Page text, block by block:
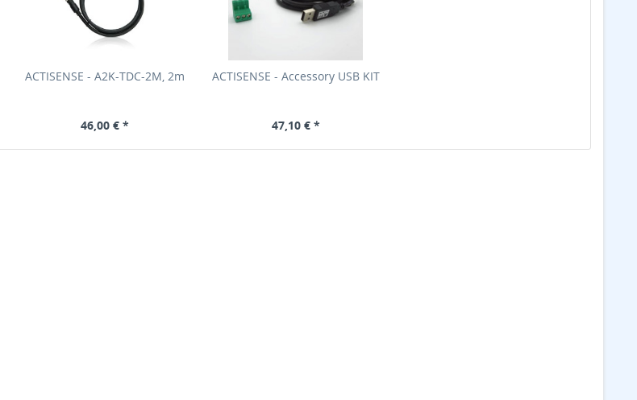
ACTISENSE - A2K-TDC-2M, 2m
46,00 € *
ACTISENSE - Accessory USB KIT
47,10 € *